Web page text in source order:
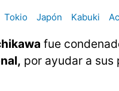
Tokio Japón Kabuki
fue
por ayudar a sus